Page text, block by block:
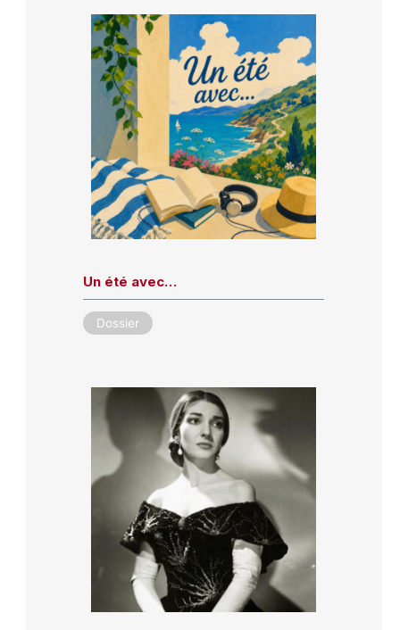
Un été avec…
Dossier